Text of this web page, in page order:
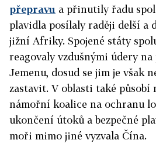
přepravu a přinutily řadu
plavidla posílaly raději delší a
jižní Afriky. Spojené státy
reagovaly vzdušnými údery
Jemenu, dosud se jim je však
zastavit. V oblasti také působí
námořní koalice na ochranu
ukončení útoků a bezpečné
moři mimo jiné vyzvala Čína.